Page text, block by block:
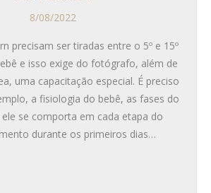
8/08/2022
precisam ser tiradas entre o 5º e 15º
e isso exige do fotógrafo, além de
uma capacitação especial. É preciso
a fisiologia do bebê, as fases do
se comporta em cada etapa do
durante os primeiros dias…